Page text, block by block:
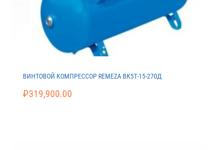
ВИНТОВОЙ КОМПРЕССОР REMEZA ВК5Т-15-270Д
₽319,900.00